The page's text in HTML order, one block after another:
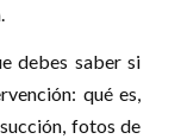
debes saber si
qué es,
fotos de